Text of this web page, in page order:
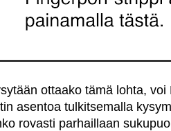
ottaako tämä lohta,
asentoa tulkitsemalla
rovasti parhaillaan